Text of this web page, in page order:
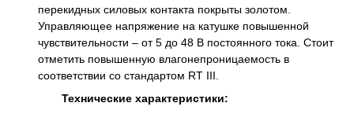
перекидных силовых контакта покрыты золотом.
Управляющее напряжение на катушке повышенной
чувствительности – от 5 до 48 В постоянного тока. Стоит
отметить повышенную влагонепроницаемость в
соответствии со стандартом RT III.
Технические характеристики: